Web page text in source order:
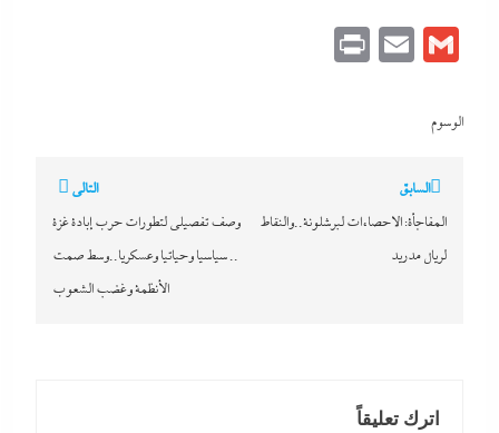
Gmail
Email
الوسوم
تصفّح
المقالات
السابق
المفاجأة: الاحصاءات لبرشلونة..والنقاط
لريال مدريد
التالي
وصف تفصيلى لتطورات حرب إبادة غزة
.. سياسيا وحياتيا وعسكريا..وسط صمت
الأنظمة وغضب الشعوب
اترك تعليقاً